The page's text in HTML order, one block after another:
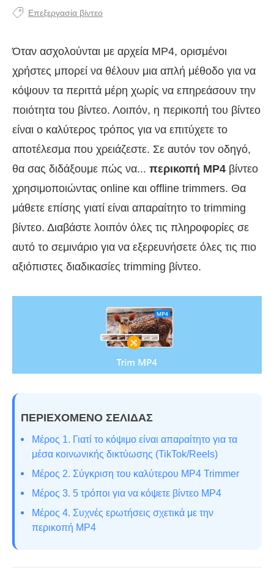
Επεξεργασία βίντεο
Όταν ασχολούνται με αρχεία MP4, ορισμένοι
χρήστες μπορεί να θέλουν μια απλή μέθοδο για να
κόψουν τα περιττά μέρη χωρίς να επηρεάσουν την
ποιότητα του βίντεο. Λοιπόν, η περικοπή του βίντεο
είναι ο καλύτερος τρόπος για να επιτύχετε το
αποτέλεσμα που χρειάζεστε. Σε αυτόν τον οδηγό,
θα σας διδάξουμε πώς να... περικοπή MP4 βίντεο
χρησιμοποιώντας online και offline trimmers. Θα
μάθετε επίσης γιατί είναι απαραίτητο το trimming
βίντεο. Διαβάστε λοιπόν όλες τις πληροφορίες σε
αυτό το σεμινάριο για να εξερευνήσετε όλες τις πιο
αξιόπιστες διαδικασίες trimming βίντεο.
ΠΕΡΙΕΧΟΜΕΝΟ ΣΕΛΙΔΑΣ
Μέρος 1. Γιατί το κόψιμο είναι απαραίτητο για τα
μέσα κοινωνικής δικτύωσης (TikTok/Reels)
Μέρος 2. Σύγκριση του καλύτερου MP4 Trimmer
Μέρος 3. 5 τρόποι για να κόψετε βίντεο MP4
Μέρος 4. Συχνές ερωτήσεις σχετικά με την
περικοπή MP4